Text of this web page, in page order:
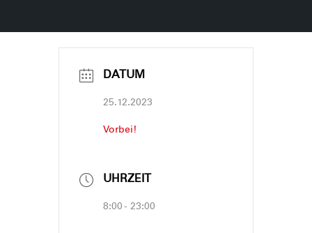
DATUM
25.12.2023
Vorbei!
UHRZEIT
8:00 - 23:00